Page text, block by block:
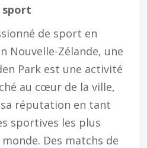
sport
de sport en
Nouvelle-Zélande, une
Park est une activité
au cœur de la ville,
sa réputation en tant
sportives les plus
Des matchs de